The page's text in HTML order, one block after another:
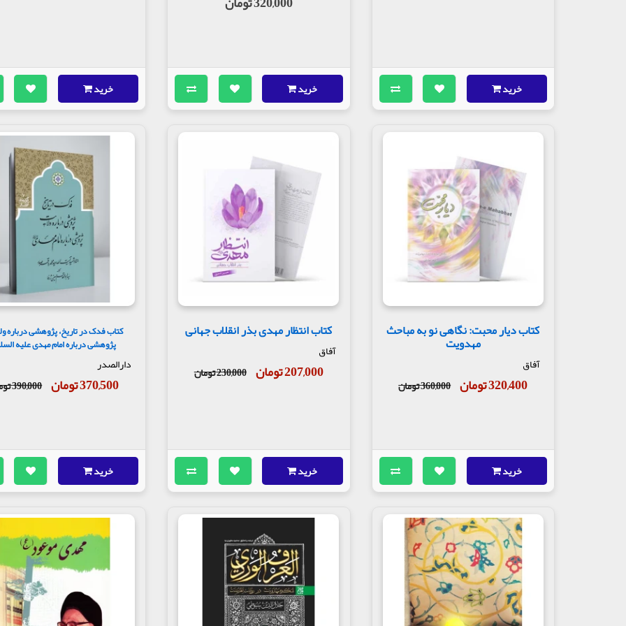
خرید خرید خرید
کتاب دیار محبت: نگاهی نو به مباحث
مهدویت
آفاق
320,400 تومان 360,000 تومان
خرید
کتاب انتظار مهدی بذر انقلاب جهانی
آفاق
207,000 تومان 230,000 تومان
خرید
کتاب فدک در تاریخ، پژوهشی درباره
پژوهشی درباره امام مهدی علیه
دارالصدر
370,500 تومان 390,000 تومان
خرید